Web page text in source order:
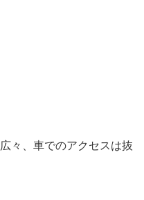
々、車でのアクセスは抜